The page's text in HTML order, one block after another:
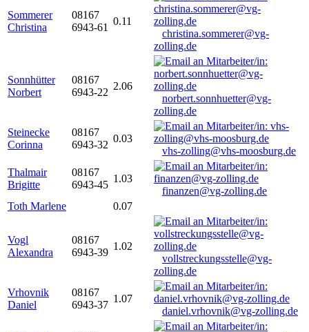
Sommerer
Christina
08167
6943-61
0.11
christina.sommerer@vg-
zolling.de
Sonnhütter
Norbert
08167
6943-22
2.06
norbert.sonnhuetter@vg-
zolling.de
Steinecke
Corinna
08167
6943-32
0.03
vhs-zolling@vhs-moosburg.de
Thalmair
Brigitte
08167
6943-45
1.03
finanzen@vg-zolling.de
Toth Marlene
0.07
Vogl
Alexandra
08167
6943-39
1.02
vollstreckungsstelle@vg-
zolling.de
Vrhovnik
Daniel
08167
6943-37
1.07
daniel.vrhovnik@vg-zolling.de